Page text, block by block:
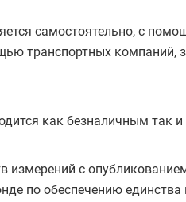
самостоятельно, с
транспортных компаний,
как безналичным так
измерений с
по обеспечению единства